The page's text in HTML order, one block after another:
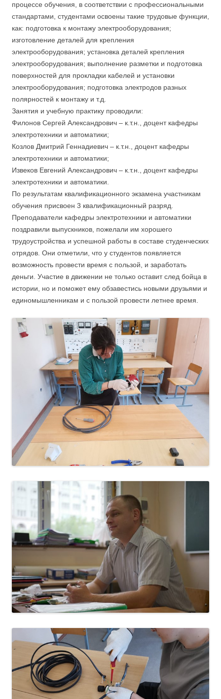
процессе обучения, в соответствии с профессиональными
стандартами, студентами освоены такие трудовые функции,
как: подготовка к монтажу электрооборудования;
изготовление деталей для крепления
электрооборудования; установка деталей крепления
электрооборудования; выполнение разметки и подготовка
поверхностей для прокладки кабелей и установки
электрооборудования; подготовка электродов разных
полярностей к монтажу и т.д.
Занятия и учебную практику проводили:
Филонов Сергей Александрович – к.т.н., доцент кафедры
электротехники и автоматики;
Козлов Дмитрий Геннадиевич – к.т.н., доцент кафедры
электротехники и автоматики;
Извеков Евгений Александрович – к.т.н., доцент кафедры
электротехники и автоматики.
По результатам квалификационного экзамена участникам
обучения присвоен 3 квалификационный разряд.
Преподаватели кафедры электротехники и автоматики
поздравили выпускников, пожелали им хорошего
трудоустройства и успешной работы в составе студенческих
отрядов. Они отметили, что у студентов появляется
возможность провести время с пользой, и заработать
деньги. Участие в движении не только оставит след бойца в
истории, но и поможет ему обзавестись новыми друзьями и
единомышленникам и с пользой провести летнее время.